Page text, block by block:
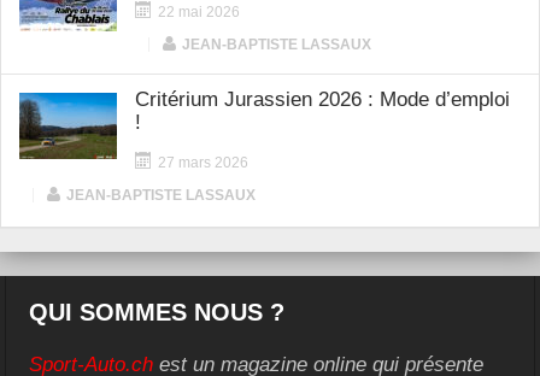
22 mai 2026
JEAN-BAPTISTE LASSAUX
Critérium Jurassien 2026 : Mode d’emploi
!
27 mars 2026
JEAN-BAPTISTE LASSAUX
QUI SOMMES NOUS ?
Sport-Auto.ch est un magazine online qui présente